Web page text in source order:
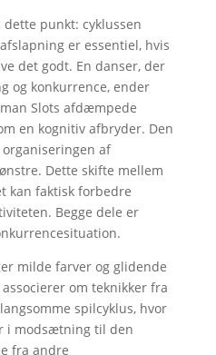
dette punkt: cyklussen
er essentiel, hvis
det godt. En danser, der
og konkurrence, ender
Slots afdæmpede
en kognitiv afbryder. Den
af
Dette skifte mellem
kan faktisk forbedre
Begge dele er
milde farver og glidende
om teknikker fra
spilcyklus, hvor
i modsætning til den
fra andre